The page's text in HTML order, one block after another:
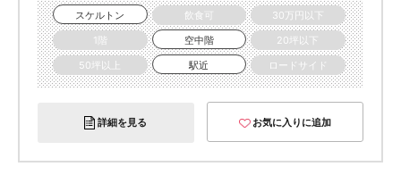
スケルトン
飲食可
30万円以下
1階
空中階
20坪以下
50坪以上
駅近 ロードサイド
詳細を見る お気に入りに追加